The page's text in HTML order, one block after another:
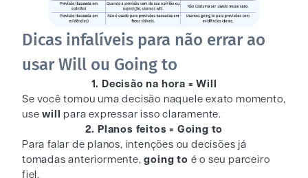
Dicas infalíveis para não errar ao
usar Will ou Going to
1. Decisão na hora = Will
Se você tomou uma decisão naquele exato momento,
usewill
para expressar isso claramente.
2. Planos feitos = Going to
Para falar de planos, intenções ou decisões já
tomadas anteriormente,going to é o seu parceiro
fiel.